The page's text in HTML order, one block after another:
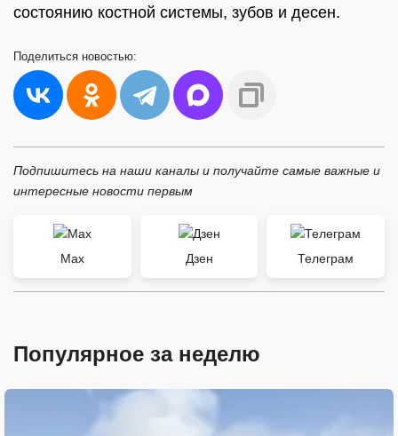
состоянию костной системы, зубов и десен.
Поделиться новостью:
Подпишитесь на наши каналы и получайте самые важные и
интересные новости первым
Max Дзен Телеграм
Популярное за неделю